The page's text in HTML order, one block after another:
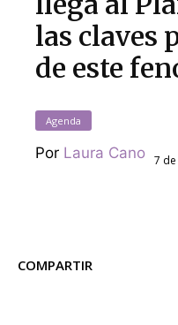
las claves
de este
Agenda
Por Laura Cano 7
COMPARTIR